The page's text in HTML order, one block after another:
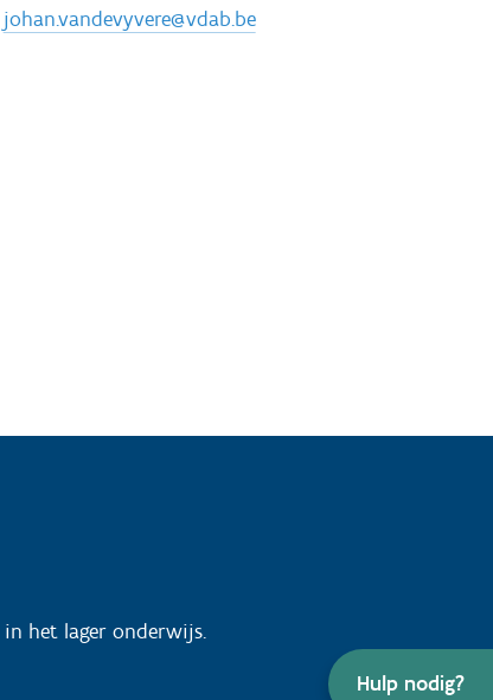
Hulp nodig?
johan.vandevyvere@vdab.be
het lager onderwijs.